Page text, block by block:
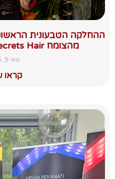
ההחלקה הטבעונית
מהצומח BSH- Brazilian Secrets Hair!
מאי 9, 2026
קראו